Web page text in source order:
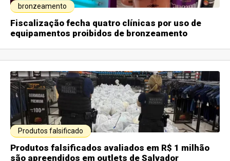
bronzeamento
Fiscalização fecha quatro clínicas por uso de
equipamentos proibidos de bronzeamento
Produtos falsificado
Produtos falsificados avaliados em R$ 1 milhão
são apreendidos em outlets de Salvador